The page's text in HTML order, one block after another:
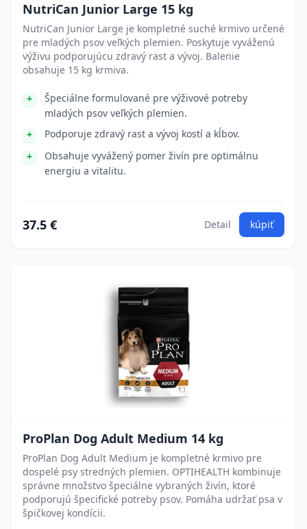
NutriCan Junior Large 15 kg
NutriCan Junior Large je kompletné suché krmivo určené
pre mladých psov veľkých plemien. Poskytuje vyváženú
výživu podporujúcu zdravý rast a vývoj. Balenie
obsahuje 15 kg krmiva.
Špeciálne formulované pre výživové potreby
mladých psov veľkých plemien.
Podporuje zdravý rast a vývoj kostí a kĺbov.
Obsahuje vyvážený pomer živín pre optimálnu
energiu a vitalitu.
37.5 € Detail kúpiť
ProPlan Dog Adult Medium 14 kg
ProPlan Dog Adult Medium je kompletné krmivo pre
dospelé psy stredných plemien. OPTIHEALTH kombinuje
správne množstvo špeciálne vybraných živín, ktoré
podporujú špecifické potreby psov. Pomáha udržať psa v
špičkovej kondícii.